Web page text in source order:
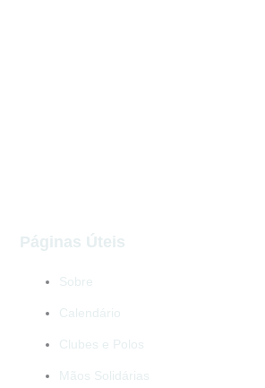
Páginas Úteis
Sobre
Calendário
Clubes e Polos
Mãos Solidárias